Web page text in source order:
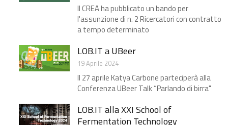
Il CREA ha pubblicato un bando per
l'assunzione di n. 2 Ricercatori con contratto
a tempo determinato
LOB.IT a UBeer​
19 Aprile 2024
Il 27 aprile Katya Carbone parteciperà alla
Conferenza UBeer Talk “Parlando di birra"
LOB.IT alla XXI School of
Fermentation Technology